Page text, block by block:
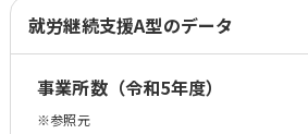
就労継続支援A型のデータ
事業所数（令和5年度）
※参照元